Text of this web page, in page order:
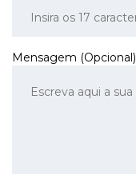
Mensagem (Opcional)